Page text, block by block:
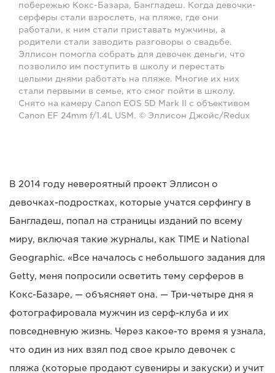
побережью Кокс-Базара, Бангладеш. Когда девочки-
серферы стали взрослеть, на пляже, где они
работали, к ним стали приставать мужчины, а
родители стали заводить разговоры о свадьбе.
Эллисон помогла собрать для девочек деньги, что
позволило им поступить в школу и перестать
целыми днями работать на пляже. Многие их них
стали первыми в семье, кто смог пойти в школу.
Снято на камеру Canon EOS 5D Mark II с объективом
Canon EF 24mm f/1.4L USM. © Эллисон Джойс/Redux
В 2014 году невероятный проект Эллисон о
девочках-подростках, которые учатся серфингу в
Бангладеш, попал на страницы изданий по всему
миру, включая такие журналы, как TIME и National
Geographic. «Все началось с небольшого задания для
Getty, меня попросили осветить тему серферов в
Кокс-Базаре, — объясняет она. — Три-четыре дня я
фотографировала мужчин из серф-клуба и их
повседневную жизнь. Через какое-то время я узнала,
что один из них взял под свое крыло девочек с
пляжа (которые продают сувениры и закуски) и учит